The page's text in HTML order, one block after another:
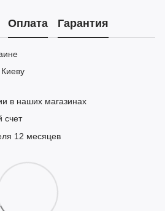
Оплата Гарантия
в наших магазинах
счет
12 месяцев